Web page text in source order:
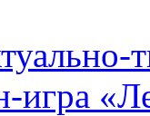
игра